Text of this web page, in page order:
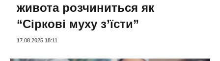
живота розчиниться як
“Сіркові муху з’їсти”
17.08.2025 18:11